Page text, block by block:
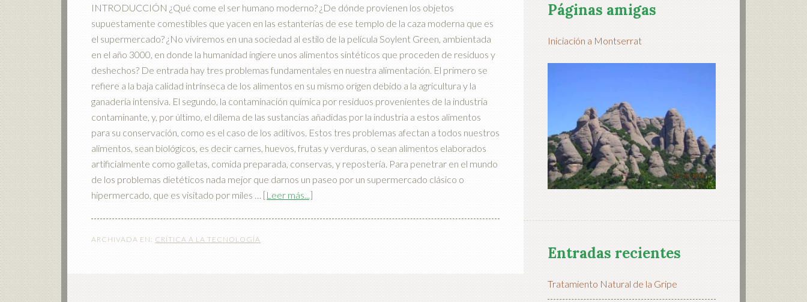
INTRODUCCIÓN ¿Qué come el ser humano moderno? ¿De dónde provienen los objetos
supuestamente comestibles que yacen en las estanterías de ese templo de la caza moderna que es
el supermercado? ¿No viviremos en una sociedad al estilo de la película Soylent Green, ambientada
en el año 3000, en donde la humanidad ingiere unos alimentos sintéticos que proceden de residuos y
deshechos? De entrada hay tres problemas fundamentales en nuestra alimentación. El primero se
refiere a la baja calidad intrínseca de los alimentos en su mismo origen debido a la agricultura y la
ganadería intensiva. El segundo, la contaminación química por residuos provenientes de la industria
contaminante, y, por último, el dilema de las sustancias añadidas por la industria a estos alimentos
para su conservación, como es el caso de los aditivos. Estos tres problemas afectan a todos nuestros
alimentos, sean biológicos, es decir carnes, huevos, frutas y verduras, o sean alimentos elaborados
artificialmente como galletas, comida preparada, conservas, y repostería. Para penetrar en el mundo
de los problemas dietéticos nada mejor que darnos un paseo por un supermercado clásico o
hipermercado, que es visitado por miles … [Leer más...]
ARCHIVADA EN: CRÍTICA A LA TECNOLOGÍA
Páginas amigas
Iniciación a Montserrat
Entradas recientes
Tratamiento Natural de la Gripe